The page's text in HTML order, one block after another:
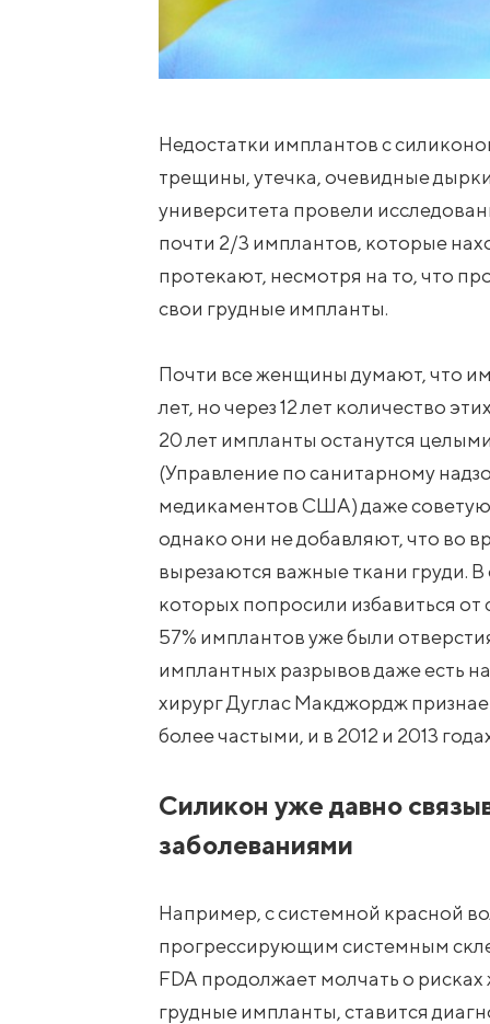
Недостатки имплантов с
трещины, утечка, очевидные
университета провели
почти 2/3 имплантов, которые
протекают, несмотря на то, что
свои грудные импланты.
Почти все женщины думают, что
лет, но через 12 лет количество
20 лет импланты останутся
(Управление по санитарному
медикаментов США) даже
однако они не добавляют, что во
вырезаются важные ткани груди.
которых попросили избавиться
57% имплантов уже были
имплантных разрывов даже есть
хирург Дуглас Макджордж
более частыми, и в 2012 и 2013
Силикон уже давно
заболеваниями
Например, с системной красной
прогрессирующим системным
FDA продолжает молчать о
грудные импланты, ставится